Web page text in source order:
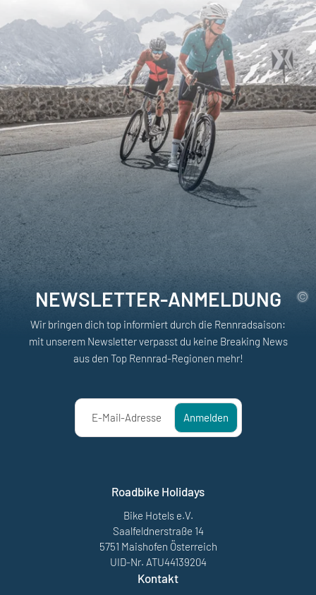
NEWSLETTER-ANMELDUNG
Wir bringen dich top informiert durch die Rennradsaison:
mit unserem Newsletter verpasst du keine Breaking News
aus den Top Rennrad-Regionen mehr!
E-Mail-Adresse Anmelden
Roadbike Holidays
Bike Hotels e.V.
Saalfeldnerstraße 14
5751 Maishofen Österreich
UID-Nr. ATU44139204
Kontakt